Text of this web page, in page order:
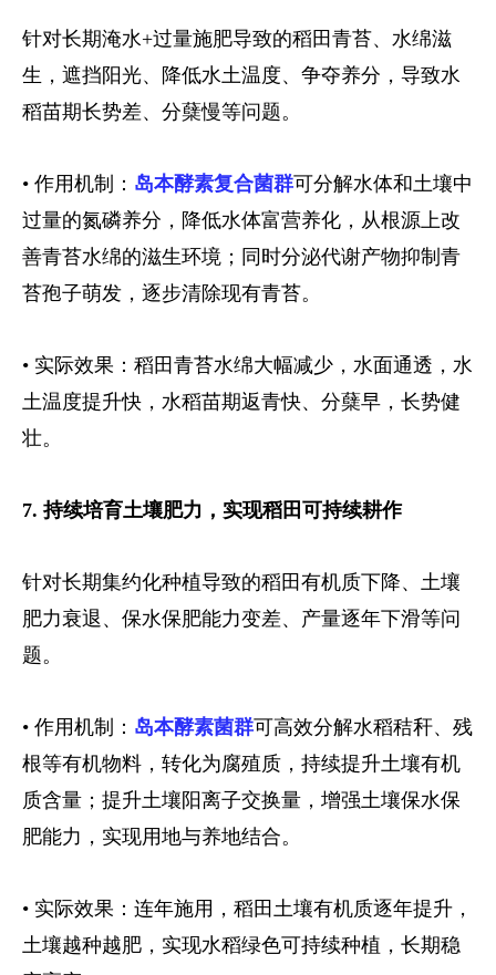
针对长期淹水+过量施肥导致的稻田青苔、水绵滋
生，遮挡阳光、降低水土温度、争夺养分，导致水
稻苗期长势差、分蘖慢等问题。
• 作用机制： 岛本酵素复合菌群可分解水体和土壤中
过量的氮磷养分，降低水体富营养化，从根源上改
善青苔水绵的滋生环境；同时分泌代谢产物抑制青
苔孢子萌发，逐步清除现有青苔。
• 实际效果：稻田青苔水绵大幅减少，水面通透，水
土温度提升快，水稻苗期返青快、分蘖早，长势健
壮。
7. 持续培育土壤肥力，实现稻田可持续耕作
针对长期集约化种植导致的稻田有机质下降、土壤
肥力衰退、保水保肥能力变差、产量逐年下滑等问
题。
• 作用机制： 岛本酵素菌群可高效分解水稻秸秆、残
根等有机物料，转化为腐殖质，持续提升土壤有机
质含量；提升土壤阳离子交换量，增强土壤保水保
肥能力，实现用地与养地结合。
• 实际效果：连年施用，稻田土壤有机质逐年提升，
土壤越种越肥，实现水稻绿色可持续种植，长期稳